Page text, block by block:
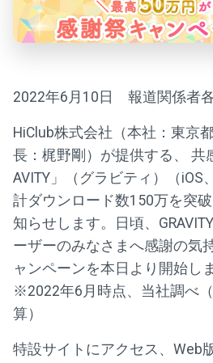
2022年6月10日 報道関係者
HiClub株式会社（本社：東京
長：梶野剛）が提供する、 共
AVITY」（グラビティ）（iOS
計ダウンロード数150万を突
知らせします。日頃、
ーザーのみなさまへ感謝の気
ャンペーンを本日より開始し
※2022年6月時点、当社調べ
算）
特設サイトにアクセス、Web